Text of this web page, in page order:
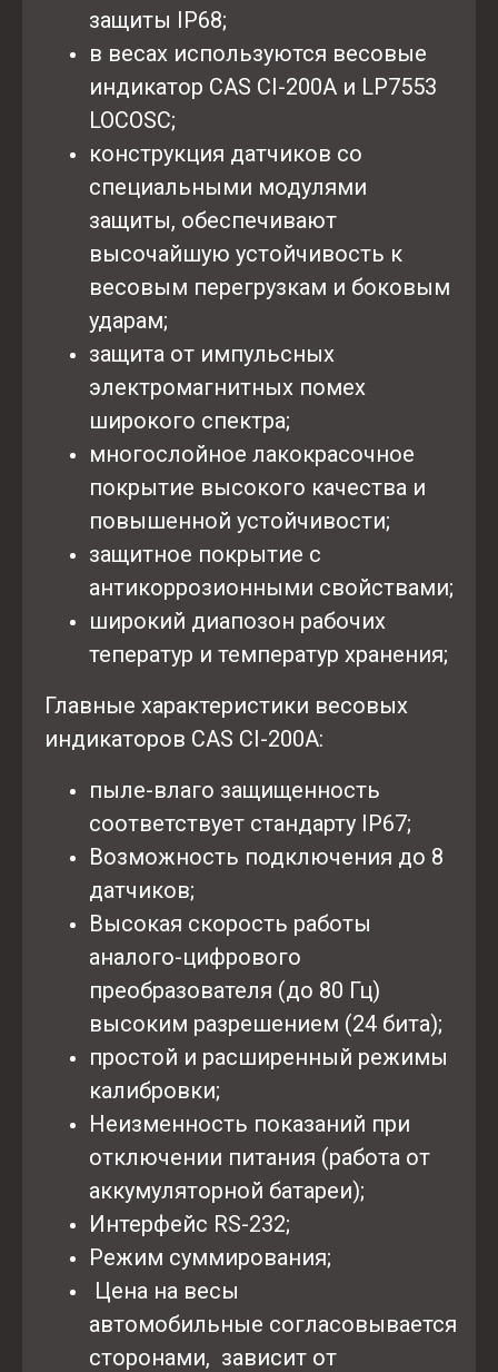
защиты IP68;
в весах используются весовые
индикатор CAS CI-200A и LP7553
LOCOSC;
конструкция датчиков со
специальными модулями
защиты, обеспечивают
высочайшую устойчивость к
весовым перегрузкам и боковым
ударам;
защита от импульсных
электромагнитных помех
широкого спектра;
многослойное лакокрасочное
покрытие высокого качества и
повышенной устойчивости;
защитное покрытие с
антикоррозионными свойствами;
широкий диапозон рабочих
теператур и температур хранения;
Главные характеристики весовых
индикаторов CAS CI-200A:
пыле-влаго защищенность
соответствует стандарту IP67;
Возможность подключения до 8
датчиков;
Высокая скорость работы
аналого-цифрового
преобразователя (до 80 Гц)
высоким разрешением (24 бита);
простой и расширенный режимы
калибровки;
Неизменность показаний при
отключении питания (работа от
аккумуляторной батареи);
Интерфейс RS-232;
Режим суммирования;
Цена на весы
автомобильные согласовывается
сторонами, зависит от